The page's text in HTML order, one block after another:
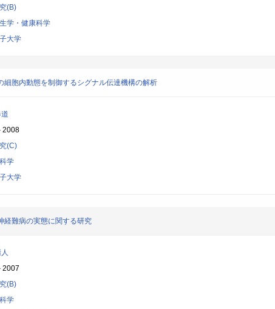
(B)
学・健康科学
大学
細胞内動態を制御するシグナル伝達機構の解析
2008
(C)
学
大学
経難病の実態に関する研究
2007
(B)
学